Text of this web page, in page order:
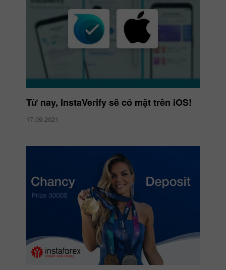
Từ nay, InstaVerify sẽ có mặt trên iOS!
17.09.2021